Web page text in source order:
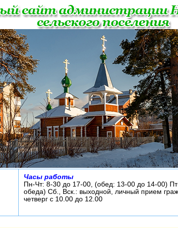
Часы работы
Пн-Чт: 8-30 до 17-00, (обед: 13-00 до 14-00)
обеда) Сб., Вск.: выходной, личный прием
четверг с 10.00 до 12.00